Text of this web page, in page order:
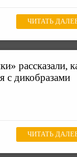
ЧИТАТЬ
рассказали,
с дикобразами
ЧИТАТЬ